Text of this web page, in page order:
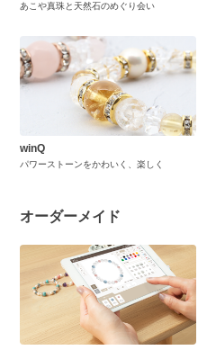
あこや真珠と天然石のめぐり会い
winQ
パワーストーンをかわいく、楽しく
オーダーメイド